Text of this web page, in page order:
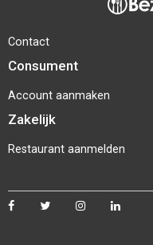
Contact
Consument
Account aanmaken
Zakelijk
Restaurant aanmelden